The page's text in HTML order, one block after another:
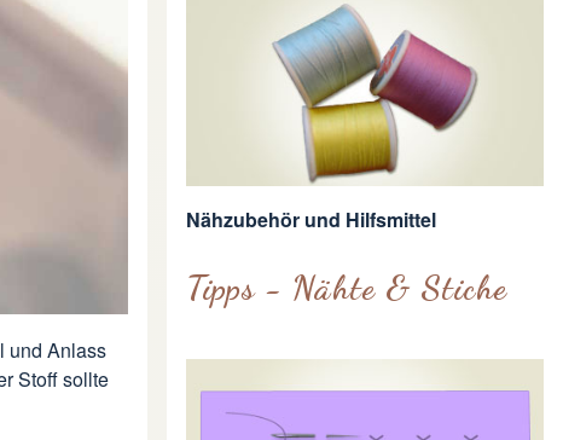
und Anlass
Stoff sollte
Nähzubehör und Hilfsmittel
Tipps - Nähte & Stiche